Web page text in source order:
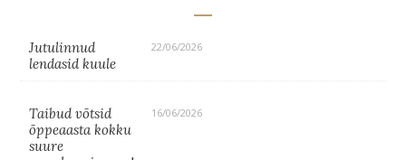
Jutulinnud
lendasid kuule
22/06/2026
Taibud võtsid
õppeaasta kokku
suure
16/06/2026